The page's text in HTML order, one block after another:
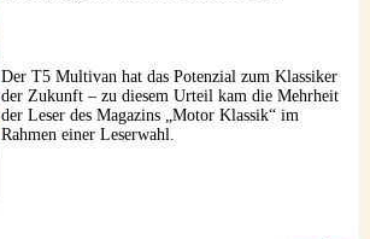
Der T5 Multivan hat das Potenzial zum Klassiker
der Zukunft – zu diesem Urteil kam die Mehrheit
der Leser des Magazins „Motor Klassik“ im
Rahmen einer Leserwahl.